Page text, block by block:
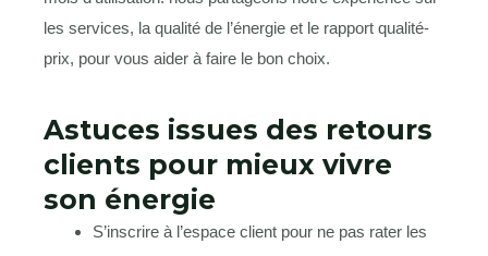
Astuces issues des retours
clients pour mieux vivre
son énergie
S’inscrire à l’espace client pour ne pas rater les